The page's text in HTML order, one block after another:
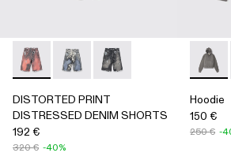
DISTORTED PRINT DISTRESSED
DISTORTED PRINT
DISTORTED PRINT
DISTORTED PRINT
DISTRESSED DENIM SHORTS
192 €
320 € -40%
Hoodie
150 €
250 € -